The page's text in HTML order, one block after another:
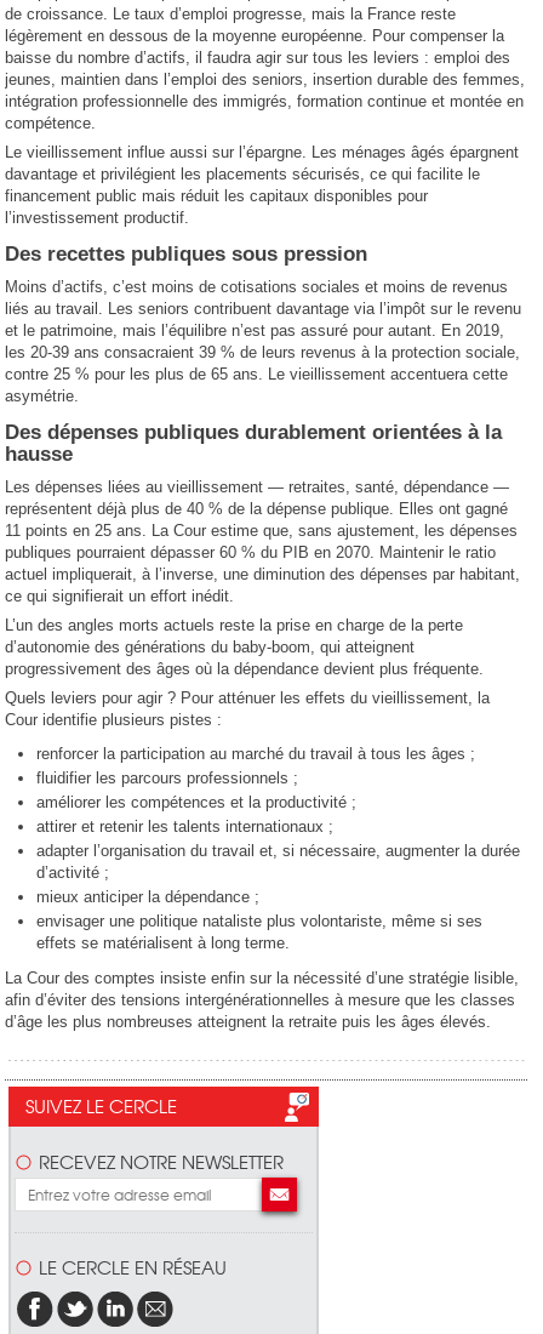
de croissance. Le taux d’emploi progresse, mais la France reste
légèrement en dessous de la moyenne européenne. Pour compenser la
baisse du nombre d’actifs, il faudra agir sur tous les leviers : emploi des
jeunes, maintien dans l’emploi des seniors, insertion durable des femmes,
intégration professionnelle des immigrés, formation continue et montée en
compétence.
Le vieillissement influe aussi sur l’épargne. Les ménages âgés épargnent
davantage et privilégient les placements sécurisés, ce qui facilite le
financement public mais réduit les capitaux disponibles pour
l’investissement productif.
Des recettes publiques sous pression
Moins d’actifs, c’est moins de cotisations sociales et moins de revenus
liés au travail. Les seniors contribuent davantage via l’impôt sur le revenu
et le patrimoine, mais l’équilibre n’est pas assuré pour autant. En 2019,
les 20-39 ans consacraient 39 % de leurs revenus à la protection sociale,
contre 25 % pour les plus de 65 ans. Le vieillissement accentuera cette
asymétrie.
Des dépenses publiques durablement orientées à la
hausse
Les dépenses liées au vieillissement — retraites, santé, dépendance —
représentent déjà plus de 40 % de la dépense publique. Elles ont gagné
11 points en 25 ans. La Cour estime que, sans ajustement, les dépenses
publiques pourraient dépasser 60 % du PIB en 2070. Maintenir le ratio
actuel impliquerait, à l’inverse, une diminution des dépenses par habitant,
ce qui signifierait un effort inédit.
L’un des angles morts actuels reste la prise en charge de la perte
d’autonomie des générations du baby-boom, qui atteignent
progressivement des âges où la dépendance devient plus fréquente.
Quels leviers pour agir ? Pour atténuer les effets du vieillissement, la
Cour identifie plusieurs pistes :
renforcer la participation au marché du travail à tous les âges ;
fluidifier les parcours professionnels ;
améliorer les compétences et la productivité ;
attirer et retenir les talents internationaux ;
adapter l’organisation du travail et, si nécessaire, augmenter la durée
d’activité ;
mieux anticiper la dépendance ;
envisager une politique nataliste plus volontariste, même si ses
effets se matérialisent à long terme.
La Cour des comptes insiste enfin sur la nécessité d’une stratégie lisible,
afin d’éviter des tensions intergénérationnelles à mesure que les classes
d’âge les plus nombreuses atteignent la retraite puis les âges élevés.
SUIVEZ LE CERCLE
RECEVEZ NOTRE NEWSLETTER
LE CERCLE EN RÉSEAU